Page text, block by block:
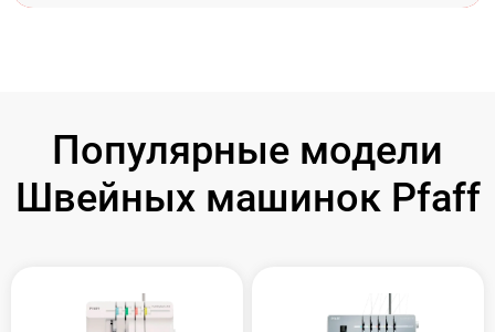
Популярные модели
Швейных машинок Pfaff